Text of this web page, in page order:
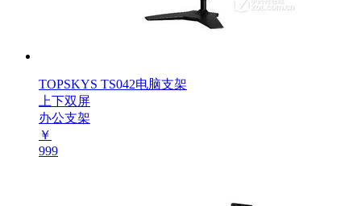
TOPSKYS TS042电脑支架
上下双屏
办公支架
￥
999